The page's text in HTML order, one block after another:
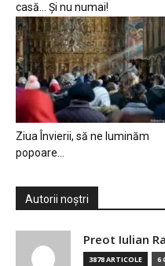
casă… Și nu numai!
Ziua Învierii, să ne luminăm
popoare…
Autorii noștri
Preot Iulian
3878 ARTICOLE 6